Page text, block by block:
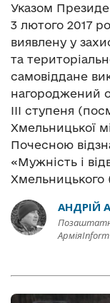
Указом
3 лютого 2017
виявлену у
та
самовіддане
нагороджений
III ступеня
Хмельницької
Почесною
«Мужність і
АНДРІЙ
АрміяInform